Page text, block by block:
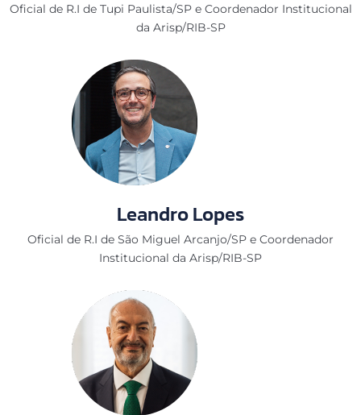
Oficial de R.I de Tupi Paulista/SP e Coordenador Institucional
da Arisp/RIB-SP
Leandro Lopes
Oficial de R.I de São Miguel Arcanjo/SP e Coordenador
Institucional da Arisp/RIB-SP